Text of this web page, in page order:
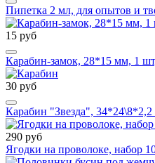
Пипетка 2 мл, для опытов и
15 руб
Карабин-замок, 28*15 мм, 1
30 руб
Карабин "Звезда",
290 руб
Ягодки на проволоке, набор